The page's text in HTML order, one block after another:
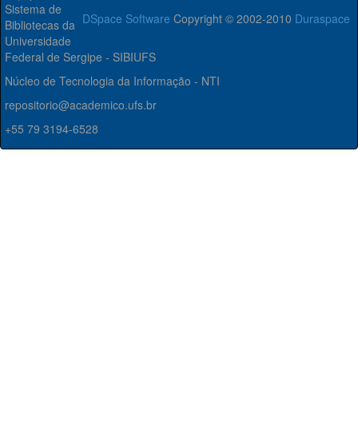
DSpace Software Copyright © 2002-2010 Duraspace
Sistema de
Bibliotecas da
Universidade
Federal de Sergipe - SIBIUFS
Núcleo de Tecnologia da Informação - NTI
repositorio@academico.ufs.br
+55 79 3194-6528